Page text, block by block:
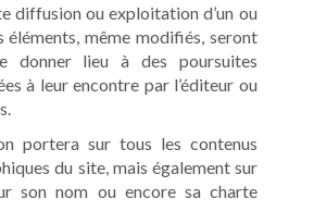
diffusion ou exploitation d’un ou
éléments, même modifiés, seront
donner lieu à des poursuites
à leur encontre par l’éditeur ou
portera sur tous les contenus
du site, mais également sur
son nom ou encore sa charte